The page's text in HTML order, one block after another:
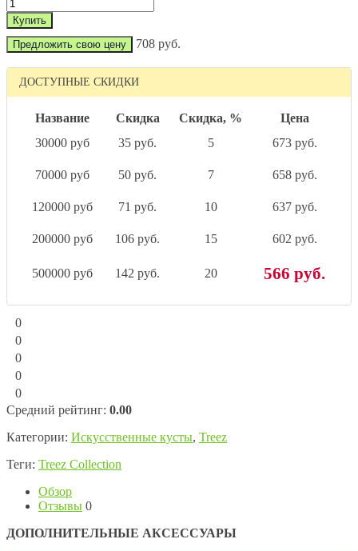
Предложить свою цену 708 руб.
ДОСТУПНЫЕ СКИДКИ
Название Скидка Скидка, %
Цена
30000 руб
35 руб. 5 673 руб.
70000 руб 50 руб. 7 658 руб.
120000 руб 71 руб. 10 637 руб.
200000 руб 106 руб. 15 602 руб.
500000 руб 142 руб. 20 566 руб.
0
0
0
0
0
Средний рейтинг: 0.00
Категории: Искусственные кусты, Treez
Теги: Treez Collection
Обзор
Отзывы 0
ДОПОЛНИТЕЛЬНЫЕ АКСЕССУАРЫ